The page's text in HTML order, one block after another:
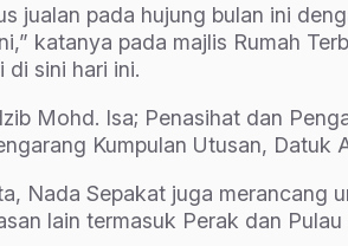
jualan pada hujung bulan ini
katanya pada majlis Rumah
di sini hari ini.
Mohd. Isa; Penasihat dan
Kumpulan Utusan, Datuk
Nada Sepakat juga merancang
lain termasuk Perak dan Pulau